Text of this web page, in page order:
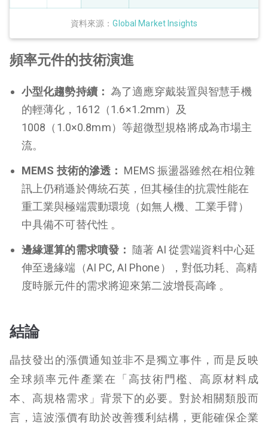
資料來源：Global Market Insights
頻率元件的技術演進
小型化趨勢持續： 為了適應穿戴裝置與智慧手機
的輕薄化，1612（1.6×1.2mm）及
1008（1.0×0.8mm）等超微型規格將成為市場主
流。
MEMS 技術的滲透： MEMS 振盪器雖然在相位雜
訊上仍稍遜於傳統石英，但其極佳的抗震性能在
重工業與極端震動環境（如無人機、工業手臂）
中具備不可替代性 。
邊緣運算的需求噴發：
隨著 AI 從雲端資料中心延
伸至邊緣端（AI PC, AI Phone），對低功耗、高精
度時脈元件的需求將迎來第二波增長高峰 。
結論
晶技發出的漲價通知並非不是獨立事件，而是反映
全球頻率元件產業在「高技術門檻、高原材料成
本、高規格需求」背景下的必要。對於相關類股而
言，這波漲價有助於改善獲利結構，更能確保企業